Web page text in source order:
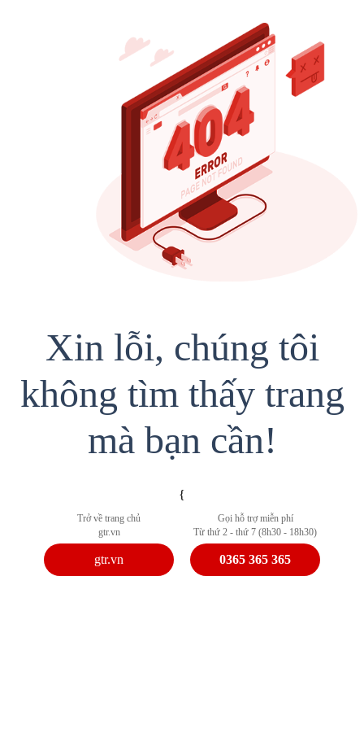
Xin lỗi, chúng tôi
không tìm thấy trang
mà bạn cần!
{
Trở về trang chủ
gtr.vn
gtr.vn
Gọi hỗ trợ miễn phí
Từ thứ 2 - thứ 7 (8h30 - 18h30)
0365 365 365